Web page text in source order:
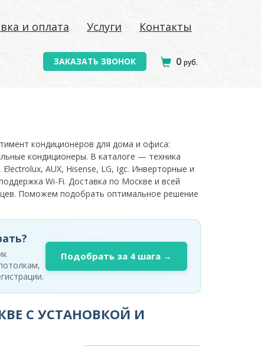
и оплата Услуги Контакты
ЗАКАЗАТЬ ЗВОНОК 0 руб.
кондиционеров для дома и офиса:
кондиционеры. В каталоге — техника
AUX, Hisense, LG, Igc. Инверторные и
Wi-Fi. Доставка по Москве и всей
Поможем подобрать оптимальное решение
Подобрать за 4 шага →
С УСТАНОВКОЙ И